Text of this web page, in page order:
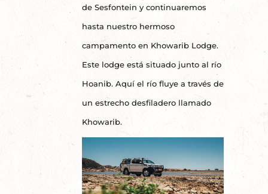
de Sesfontein y continuaremos
hasta nuestro hermoso
campamento en Khowarib Lodge.
Este lodge está situado junto al río
Hoanib. Aquí el río fluye a través de
un estrecho desfiladero llamado
Khowarib.